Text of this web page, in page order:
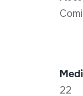
22